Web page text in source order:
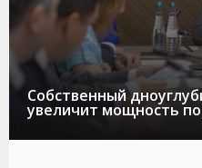
Собственный
увеличит мощность